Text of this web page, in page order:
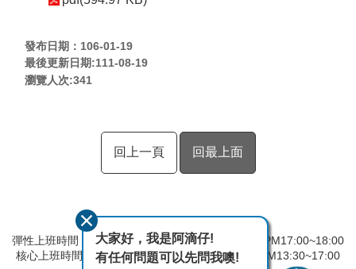
發布日期：106-01-19
最後更新日期:111-08-19
瀏覽人次:341
回上一頁 回最上面
彈性上班時間：AM8:00~09:00 彈性下班時間：PM17:00~18:00
核心上班時間：星期一 ~ 星期五 AM08:30~12:30 PM13:30~17:00
大家好，我是阿滴仔!
有任何問題可以先問我噢!